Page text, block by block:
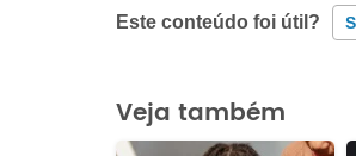
Este conteúdo foi útil?
Este conteúdo contém
Este conteúdo não tem a
Veja também